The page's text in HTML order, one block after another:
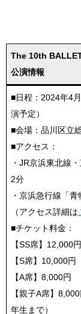
The 10th
公演情報
■日程：2024年4
演予定）
■会場：品川区立
■アクセス：
・JR京浜東北線
2分
・京浜急行線「
（アクセス詳細は
■チケット料金：
【SS席】12,000円
【S席】10,000円
【A席】8,000円
【親子A席】
年生まで）